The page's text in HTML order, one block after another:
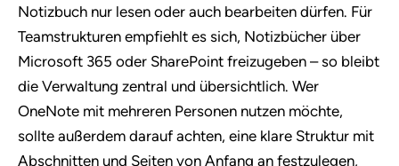
Notizbuch nur lesen oder auch bearbeiten dürfen. Für
Teamstrukturen empfiehlt es sich, Notizbücher über
Microsoft 365 oder SharePoint freizugeben – so bleibt
die Verwaltung zentral und übersichtlich. Wer
OneNote mit mehreren Personen nutzen möchte,
sollte außerdem darauf achten, eine klare Struktur mit
Abschnitten und Seiten von Anfang an festzulegen,